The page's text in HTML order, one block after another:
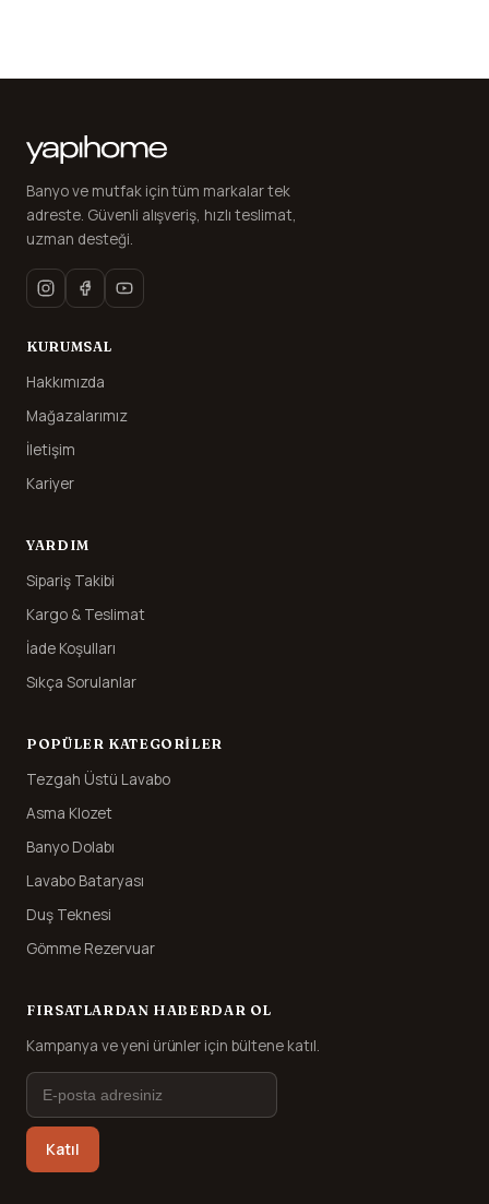
Banyo ve mutfak için tüm markalar tek
adreste. Güvenli alışveriş, hızlı teslimat,
uzman desteği.
KURUMSAL
Hakkımızda
Mağazalarımız
İletişim
Kariyer
YARDIM
Sipariş Takibi
Kargo & Teslimat
İade Koşulları
Sıkça Sorulanlar
POPÜLER KATEGORILER
Tezgah Üstü Lavabo
Asma Klozet
Banyo Dolabı
Lavabo Bataryası
Duş Teknesi
Gömme Rezervuar
FIRSATLARDAN HABERDAR OL
Kampanya ve yeni ürünler için bültene katıl.
Katıl